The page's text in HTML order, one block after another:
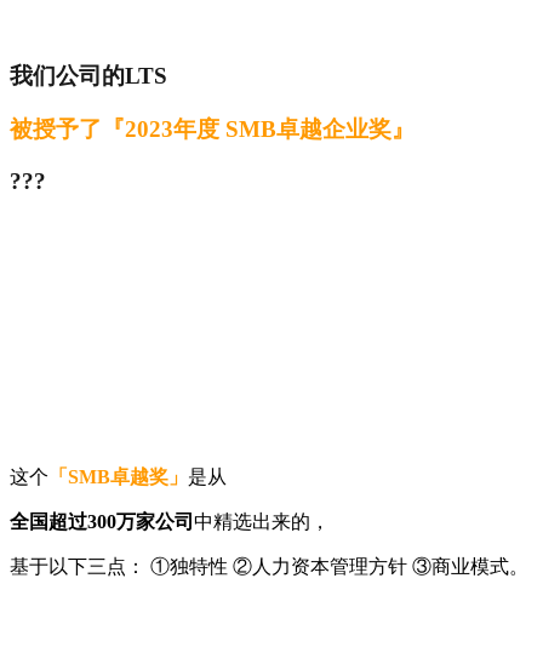
我们公司的LTS
被授予了『2023年度 SMB卓越企业奖』
???
这个 「SMB卓越奖」 是从
全国超过300万家公司 中精选出来的，
基于以下三点： ①独特性 ②人力资本管理方针 ③商业模式。